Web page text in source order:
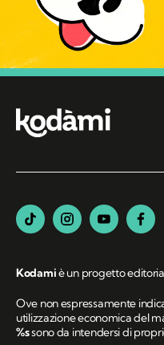
Kodamiè un progetto
Ove non espressamente
utilizzazione economica del
%ssono da intendersi di